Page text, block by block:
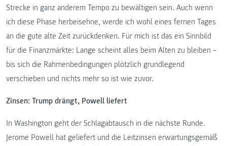
Strecke in ganz anderem Tempo zu bewältigen sein. Auch wenn
ich diese Phase herbeisehne, werde ich wohl eines fernen Tages
an die gute alte Zeit zurückdenken. Für mich ist das ein Sinnbild
für die Finanzmärkte: Lange scheint alles beim Alten zu bleiben –
bis sich die Rahmenbedingungen plötzlich grundlegend
verschieben und nichts mehr so ist wie zuvor.
Zinsen: Trump drängt, Powell liefert
In Washington geht der Schlagabtausch in die nächste Runde.
Jerome Powell hat geliefert und die Leitzinsen erwartungsgemäß